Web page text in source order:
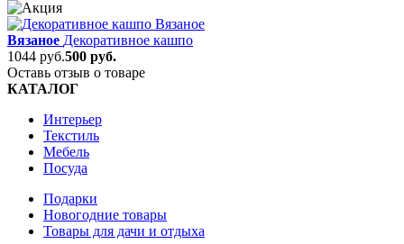
Вязаное Декоративное кашпо
1044 руб.500 руб.
Оставь отзыв о товаре
КАТАЛОГ
Интерьер
Текстиль
Мебель
Посуда
Подарки
Новогодние товары
Товары для дачи и отдыха